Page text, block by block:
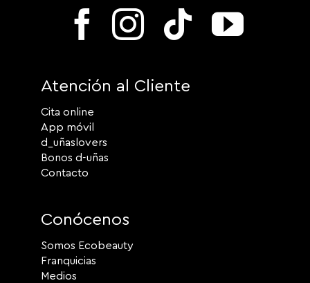
Atención al Cliente
Cita online
App móvil
d_uñaslovers
Bonos d-uñas
Contacto
Conócenos
Somos Ecobeauty
Franquicias
Medios